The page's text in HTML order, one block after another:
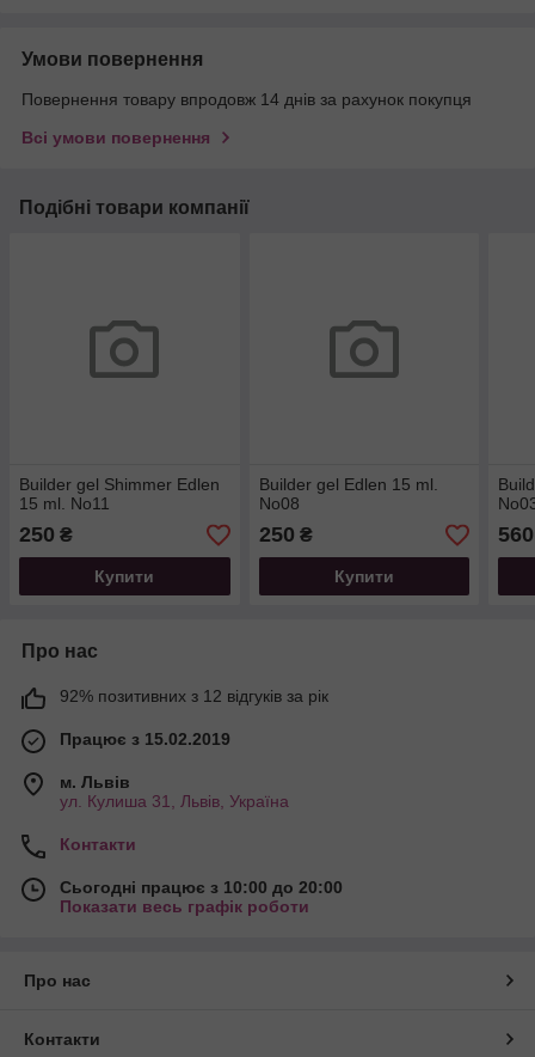
Умови повернення
Повернення товару впродовж 14 днів за рахунок покупця
Всі умови повернення
Подібні товари компанії
Builder gel Shimmer Edlen
15 ml. No11
250 ₴
Купити
Builder gel Edlen 15 ml.
No08
250 ₴
Купити
560
Про нас
92% позитивних з 12 відгуків за рік
Працює з 15.02.2019
м. Львів
ул. Кулиша 31, Львів, Україна
Контакти
Сьогодні працює з 10:00 до 20:00
Показати весь графік роботи
Про нас
Контакти